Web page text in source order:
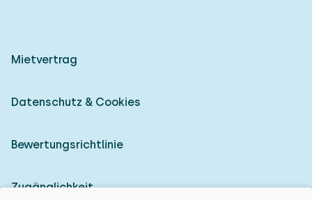
Mietvertrag
Datenschutz & Cookies
Bewertungsrichtlinie
Zugänglichkeit